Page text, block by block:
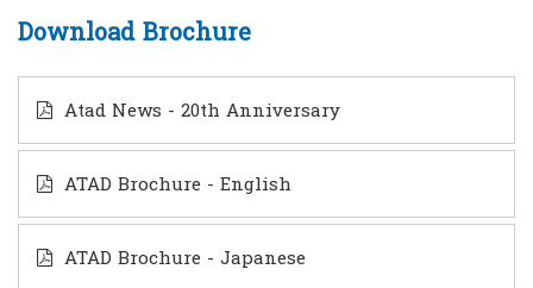
Download Brochure
Atad News - 20th Anniversary
ATAD Brochure - English
ATAD Brochure - Japanese